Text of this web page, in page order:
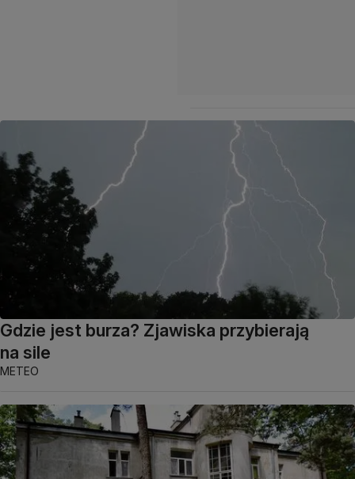
Gdzie jest burza? Zjawiska przybierają
na sile
METEO